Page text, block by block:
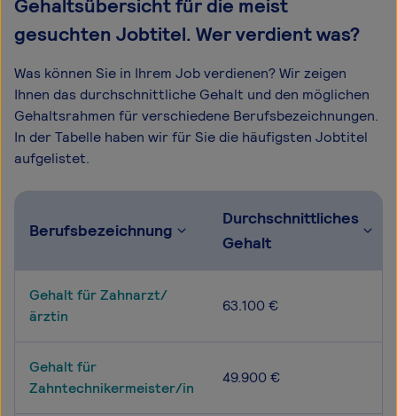
Gehaltsübersicht für die meist
gesuchten Jobtitel. Wer verdient was?
Was können Sie in Ihrem Job verdienen? Wir zeigen
Ihnen das durchschnittliche Gehalt und den möglichen
Gehaltsrahmen für verschiedene Berufsbezeichnungen.
In der Tabelle haben wir für Sie die häufigsten Jobtitel
aufgelistet.
Berufsbezeichnung
Durchschnittliches
Gehalt
Gehalt für Zahnarzt/
ärztin
63.100 €
Gehalt für
Zahntechnikermeister/in
49.900 €